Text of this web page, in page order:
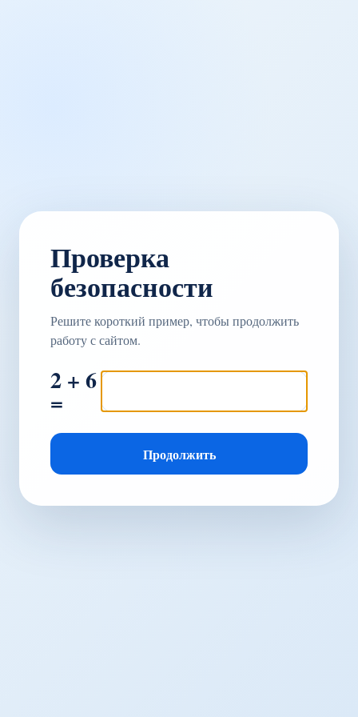
Проверка
безопасности
Решите короткий пример, чтобы продолжить
работу с сайтом.
2 + 6
=
Продолжить